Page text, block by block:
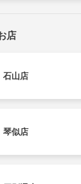
店
石山店
琴似店